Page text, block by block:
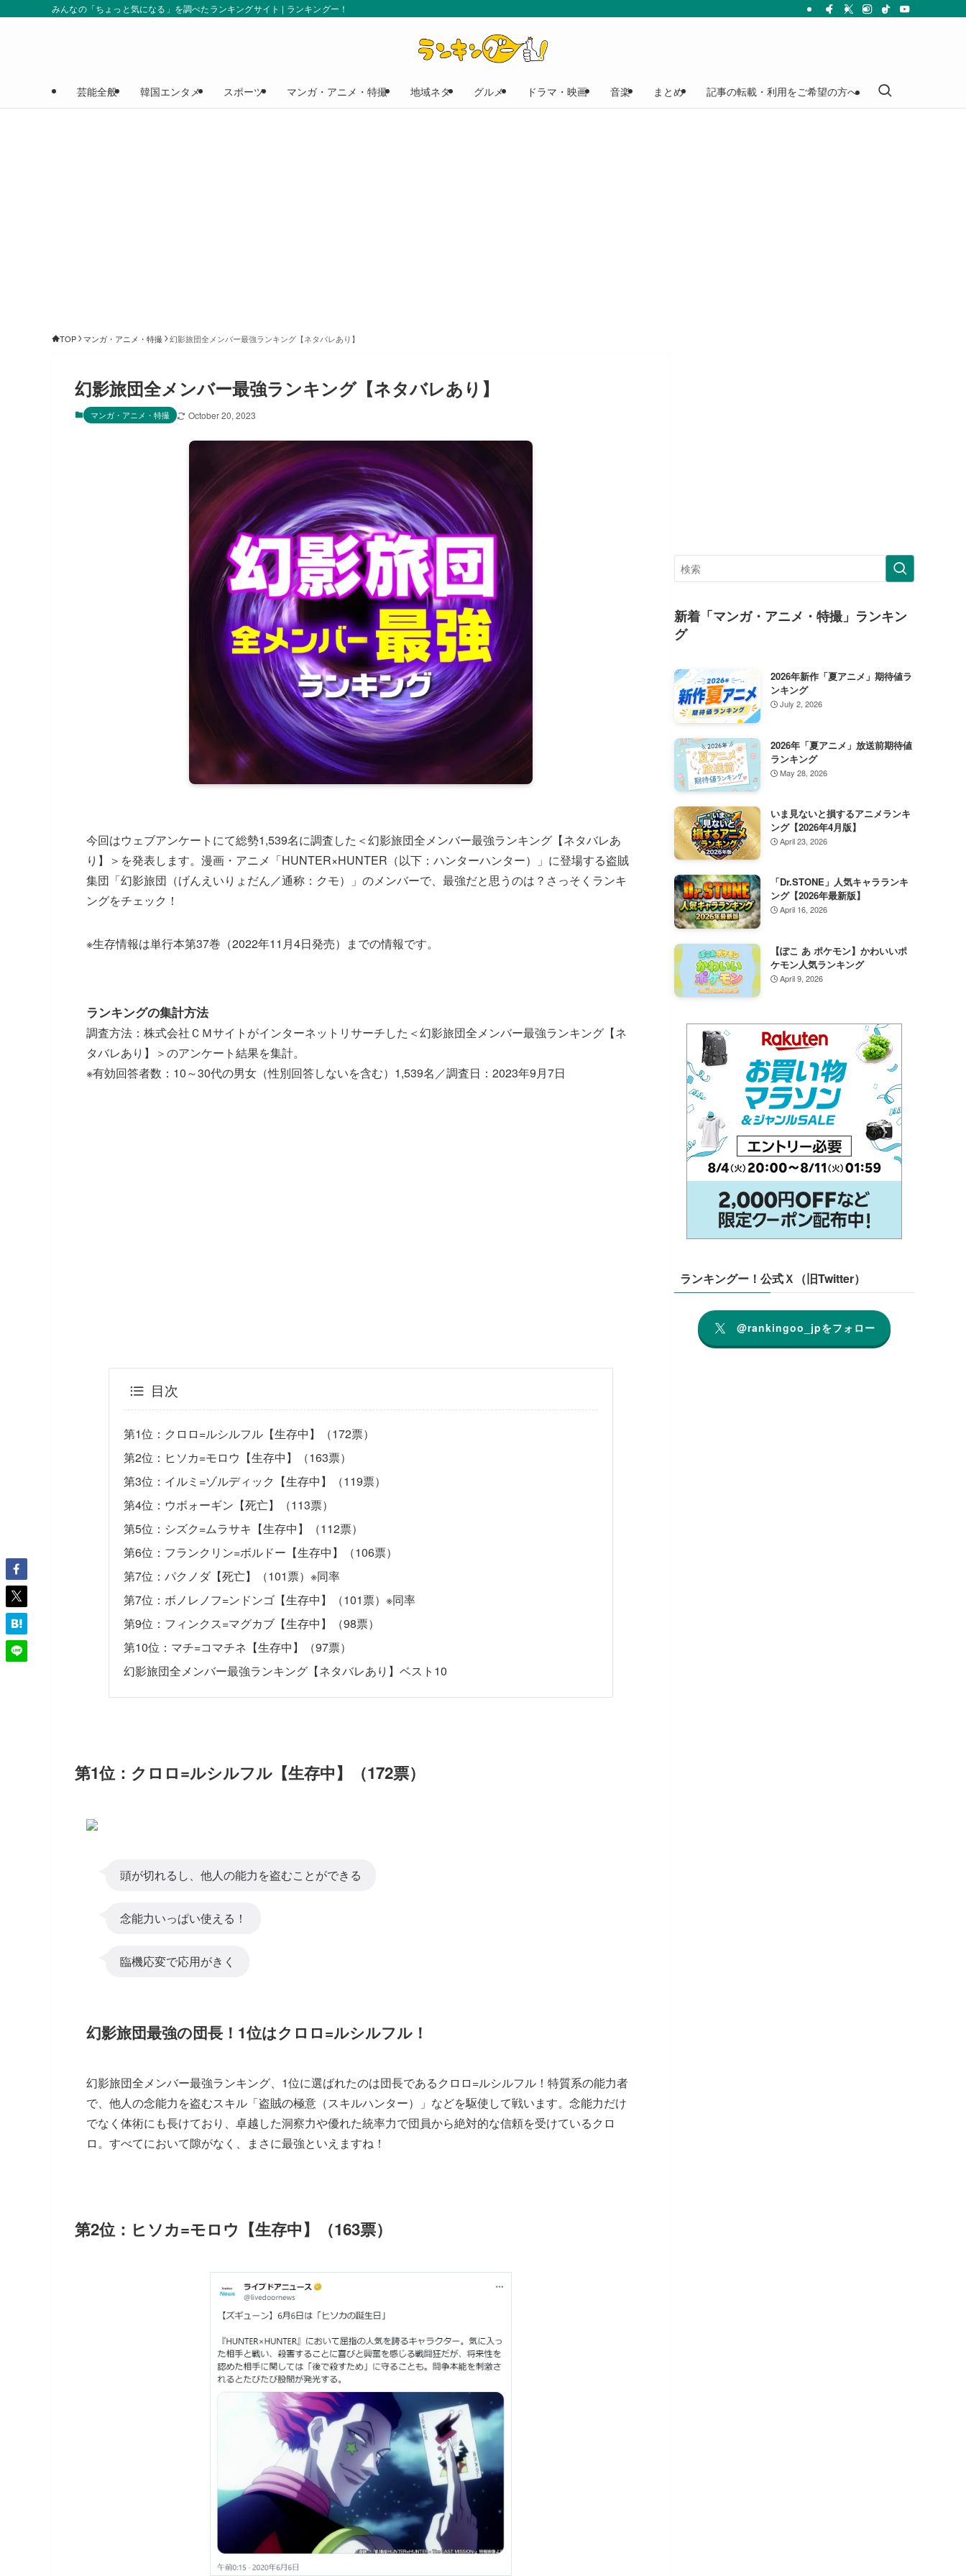
みんなの「ちょっと気になる」を調べたランキングサイト | ランキングー！
芸能全般 韓国エンタメ スポーツ マンガ・アニメ・特撮 地域ネタ グルメ ドラマ・映画 音楽 まとめ 記事の転載・利用をご希望の方へ
TOP マンガ・アニメ・特撮 幻影旅団全メンバー最強ランキング【ネタバレあり】
幻影旅団全メンバー最強ランキング【ネタバレあり】
マンガ・アニメ・特撮 October 20, 2023
今回はウェブアンケートにて総勢1,539名に調査した＜幻影旅団全メンバー最強ランキング【ネタバレあ
り】＞を発表します。漫画・アニメ「HUNTER×HUNTER（以下：ハンターハンター）」に登場する盗賊
集団「幻影旅団（げんえいりょだん／通称：クモ）」のメンバーで、最強だと思うのは？さっそくランキ
ングをチェック！
※生存情報は単行本第37巻（2022年11月4日発売）までの情報です。
ランキングの集計方法
調査方法：株式会社ＣＭサイトがインターネットリサーチした＜幻影旅団全メンバー最強ランキング【ネ
タバレあり】＞のアンケート結果を集計。
※有効回答者数：10～30代の男女（性別回答しないを含む）1,539名／調査日：2023年9月7日
目次
第1位：クロロ=ルシルフル【生存中】（172票）
第2位：ヒソカ=モロウ【生存中】（163票）
第3位：イルミ=ゾルディック【生存中】（119票）
第4位：ウボォーギン【死亡】（113票）
第5位：シズク=ムラサキ【生存中】（112票）
第6位：フランクリン=ボルドー【生存中】（106票）
第7位：パクノダ【死亡】（101票）※同率
第7位：ボノレノフ=ンドンゴ【生存中】（101票）※同率
第9位：フィンクス=マグカブ【生存中】（98票）
第10位：マチ=コマチネ【生存中】（97票）
幻影旅団全メンバー最強ランキング【ネタバレあり】ベスト10
第1位：クロロ=ルシルフル【生存中】（172票）
頭が切れるし、他人の能力を盗むことができる
念能力いっぱい使える！
臨機応変で応用がきく
幻影旅団最強の団長！1位はクロロ=ルシルフル！
幻影旅団全メンバー最強ランキング、1位に選ばれたのは団長であるクロロ=ルシルフル！特質系の能力者
で、他人の念能力を盗むスキル「盗賊の極意（スキルハンター）」などを駆使して戦います。念能力だけ
でなく体術にも長けており、卓越した洞察力や優れた統率力で団員から絶対的な信頼を受けているクロ
ロ。すべてにおいて隙がなく、まさに最強といえますね！
第2位：ヒソカ=モロウ【生存中】（163票）
新着「マンガ・アニメ・特撮」ランキン
グ
2026年新作「夏アニメ」期待値ラ
ンキング
July 2, 2026
2026年「夏アニメ」放送前期待値
ランキング
May 28, 2026
いま見ないと損するアニメランキ
ング【2026年4月版】
April 23, 2026
「Dr.STONE」人気キャラランキ
ング【2026年最新版】
April 16, 2026
【ぽこ あ ポケモン】かわいいポ
ケモン人気ランキング
April 9, 2026
ランキングー！公式Ｘ（旧Twitter）
@rankingoo_jpをフォロー